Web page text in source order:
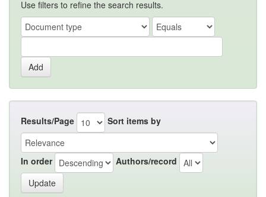
Use filters to refine the search results.
Results/Page Sort items by
In order Authors/record